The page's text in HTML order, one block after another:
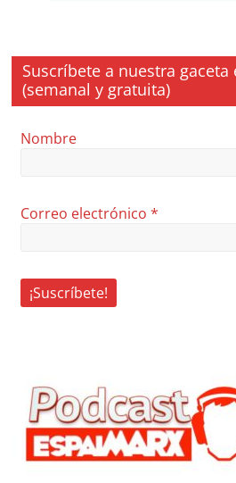
Suscríbete a nuestra gaceta
(semanal y gratuita)
Nombre
Correo electrónico*